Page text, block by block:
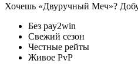
Хочешь «Двуручный Меч»?
Без pay2win
Свежий сезон
Честные рейты
Живое PvP